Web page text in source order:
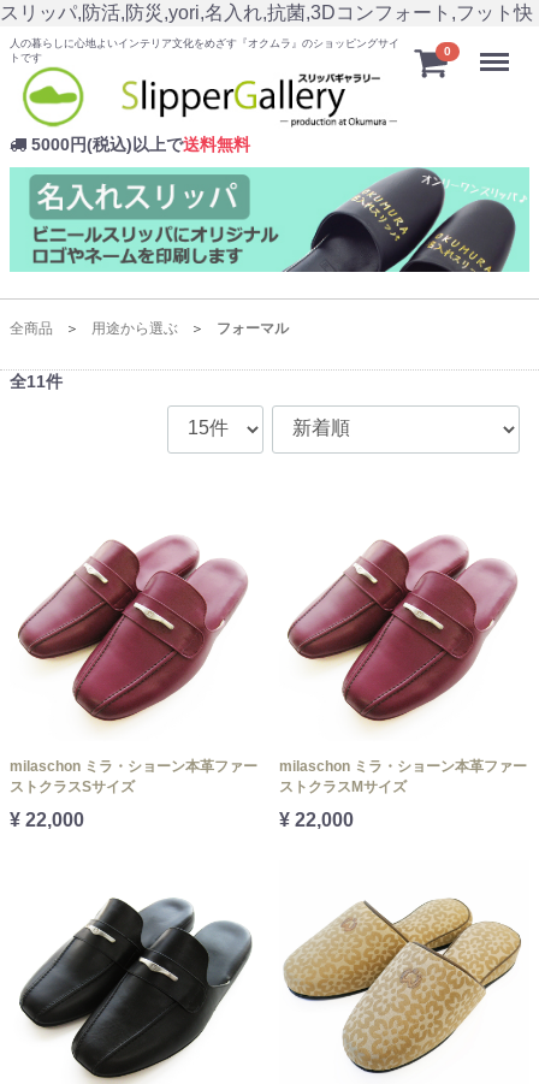
スリッパ,防活,防災,yori,名入れ,抗菌,3Dコンフォート,フット快
人の暮らしに心地よいインテリア文化をめざす『オクムラ』のショッピングサイ
トです
5000円(税込)以上で送料無料
0 Menu
全商品 用途から選ぶ フォーマル
全11件
milaschon ミラ・ショーン本革ファー
ストクラスSサイズ
¥ 22,000
milaschon ミラ・ショーン本革ファー
ストクラスMサイズ
¥ 22,000